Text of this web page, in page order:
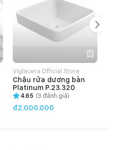
Viglacera Official Store
Chậu rửa dương bàn
Platinum P.23.320
4.65 (3 đánh giá)
đ2.000.000